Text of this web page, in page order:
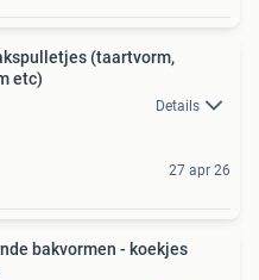
(taartvorm,
etc)
Details
27 apr 26
bakvormen - koekjes